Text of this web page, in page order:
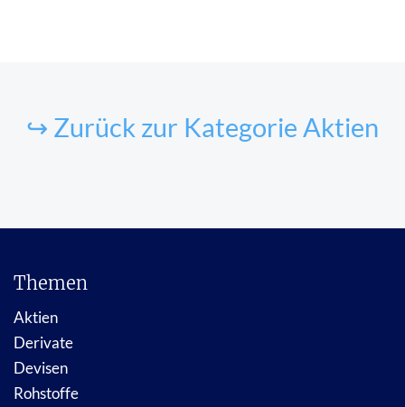
↪ Zurück zur Kategorie Aktien
Themen
Aktien
Derivate
Devisen
Rohstoffe